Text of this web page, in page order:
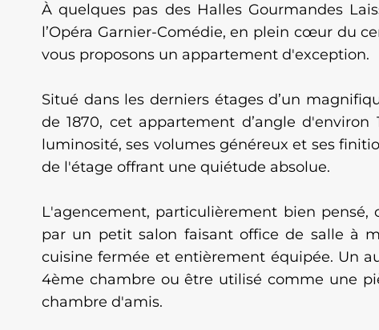
À quelques pas des Halles Gourmandes
l’Opéra Garnier-Comédie, en plein cœur du
vous proposons un appartement d'exception.
Situé dans les derniers étages d’un
de 1870, cet appartement d’angle
luminosité, ses volumes généreux et ses
de l'étage offrant une quiétude absolue.
L'agencement, particulièrement bien
par un petit salon faisant office de salle à
cuisine fermée et entièrement équipée. Un
4ème chambre ou être utilisé comme une
chambre d'amis.